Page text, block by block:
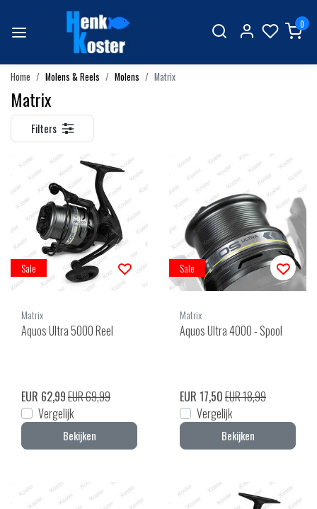
0
Home Molens & Reels Molens Matrix
Matrix
Filters
Sale
Matrix
Aquos Ultra 5000 Reel
EUR 62,99EUR 69,99
Vergelijk
Bekijken
Sale
Matrix
Aquos Ultra 4000 - Spool
EUR 17,50EUR 18,99
Vergelijk
Bekijken